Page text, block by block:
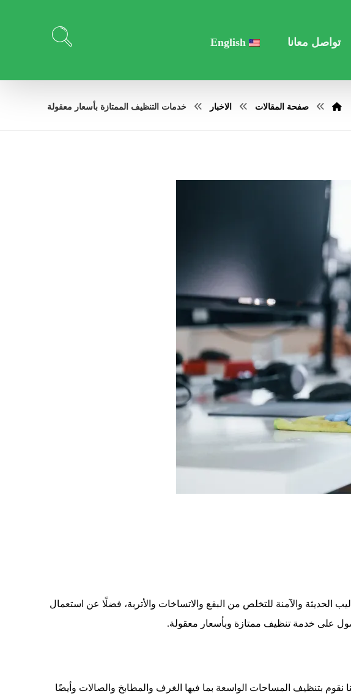
تواصل معانا English
صفحة المقالات الاخبار خدمات التنظيف الممتازة بأسعار معقولة
والآمنة للتخلص من البقع والاتساخات والأتربة، فضلًا عن استعمال
على خدمة تنظيف ممتازة وبأسعار معقولة.
بتنظيف المساحات الواسعة بما فيها الغرف والمطابخ والصالات وأيضًا